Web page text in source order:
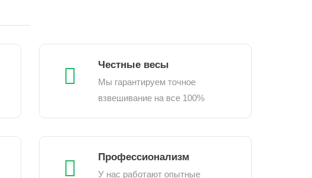
Честные весы
Мы гарантируем точное
взвешивание на все 100%
Профессионализм
У нас работают опытные